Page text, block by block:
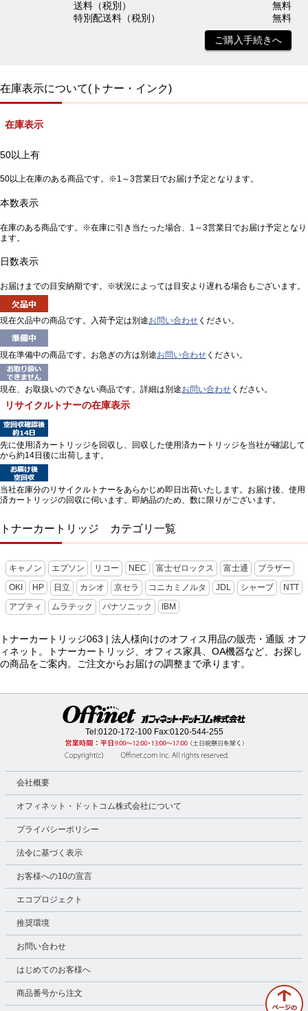
送料（税別）
無料
特別配送料（税別）
無料
ご購入手続きへ
在庫表示について(トナー・インク)
在庫表示
50以上有
50以上在庫のある商品です。※1～3営業日でお届け予定となります。
本数表示
在庫のある商品です。※在庫に引き当たった場合、1～3営業日でお届け予定となり
ます。
日数表示
お届けまでの目安納期です。※状況によっては目安より遅れる場合もございます。
現在欠品中の商品です。入荷予定は別途お問い合わせ ください。
現在準備中の商品です。お急ぎの方は別途お問い合わせ ください。
現在、お取扱いのできない商品です。詳細は別途お問い合わせ ください。
リサイクルトナーの在庫表示
先に使用済カートリッジを回収し、回収した使用済カートリッジを当社が確認して
から約14日後に出荷します。
当社在庫分のリサイクルトナーをあらかじめ即日出荷いたします。お届け後、使用
済カートリッジの回収に伺います。即納品のため、数に限りがございます。
トナーカートリッジ カテゴリ一覧
キャノン エプソン リコー NEC 富士ゼロックス 富士通 ブラザー
OKI HP 日立 カシオ 京セラ コニカミノルタ JDL シャープ NTT
アプティ ムラテック パナソニック IBM
トナーカートリッジ063 | 法人様向けのオフィス用品の販売・通販 オフ
ィネット。トナーカートリッジ、オフィス家具、OA機器など、お探し
の商品をご案内。ご注文からお届けの調整まで承ります。
Tel:0120-172-100Fax:0120-544-255
会社概要
オフィネット・ドットコム株式会社について
プライバシーポリシー
法令に基づく表示
お客様への10の宣言
エコプロジェクト
推奨環境
お問い合わせ
はじめてのお客様へ
商品番号から注文